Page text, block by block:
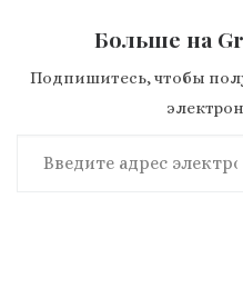
Больше на
Подпишитесь, чтобы
Введите адрес